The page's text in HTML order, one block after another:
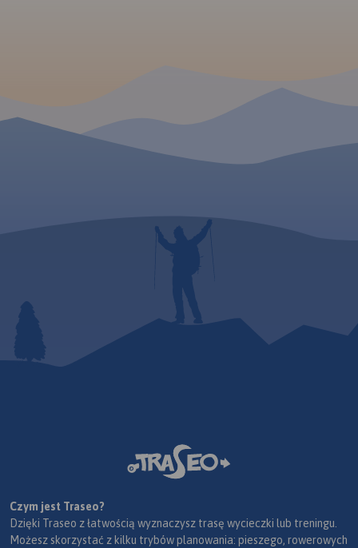
Czym jest Traseo?
Dzięki Traseo z łatwością wyznaczysz trasę wycieczki lub treningu.
Możesz skorzystać z kilku trybów planowania: pieszego, rowerowych